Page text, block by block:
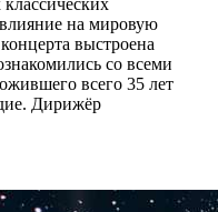
на мировую
выстроена
со всеми
всего 35 лет
Дирижёр